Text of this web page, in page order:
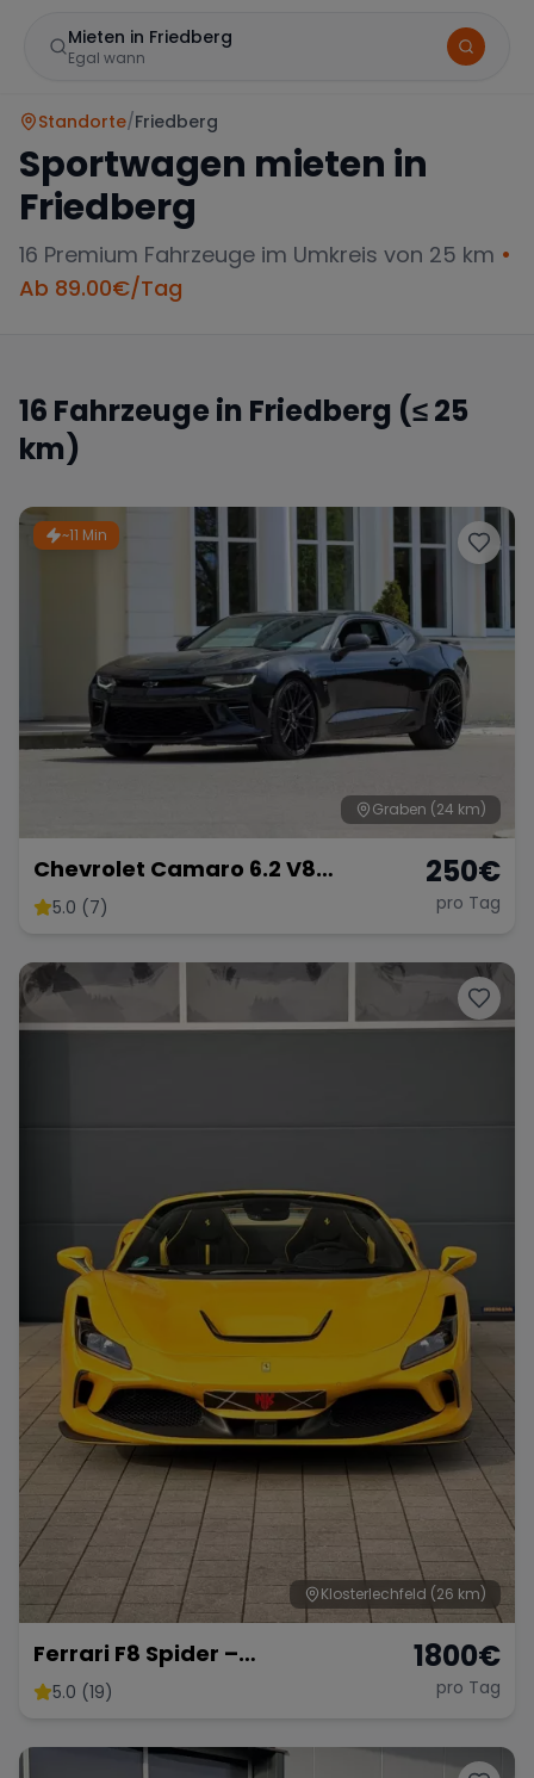
Mieten in Friedberg
Egal wann
Lamborghini Ferrari
McLaren Ford Jaguar
Dodge
Zeitraum wählen
Standorte/Friedberg
Sportwagen mieten in
Friedberg
16 Premium Fahrzeuge im Umkreis von 25 km •
Ab 89.00€/Tag
16 Fahrzeuge in Friedberg (≤ 25
km)
~11 Min
Graben (24 km)
Chevrolet Camaro 6.2 V8
Customkingz
5.0 (7)
250€
pro Tag
Klosterlechfeld (26 km)
Ferrari F8 Spider –
Atemberaubendes Cabrio
5.0 (19)
1800€
pro Tag